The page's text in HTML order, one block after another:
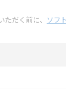
だく前に、 ソフ